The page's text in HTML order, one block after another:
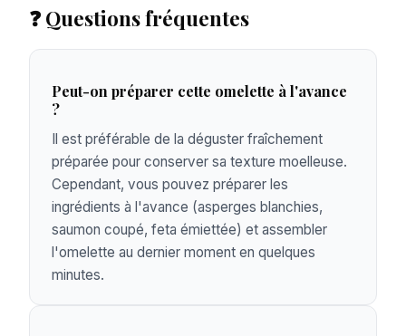
❓ Questions fréquentes
Peut-on préparer cette omelette à l'avance
?
Il est préférable de la déguster fraîchement
préparée pour conserver sa texture moelleuse.
Cependant, vous pouvez préparer les
ingrédients à l'avance (asperges blanchies,
saumon coupé, feta émiettée) et assembler
l'omelette au dernier moment en quelques
minutes.